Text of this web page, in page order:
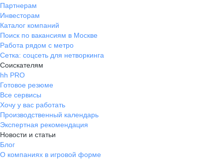
Партнерам
Инвесторам
Каталог компаний
Поиск по вакансиям в Москве
Работа рядом с метро
Сетка: соцсеть для нетворкинга
Соискателям
hh PRO
Готовое резюме
Все сервисы
Хочу у вас работать
Производственный календарь
Экспертная рекомендация
Новости и статьи
Блог
О компаниях в игровой форме